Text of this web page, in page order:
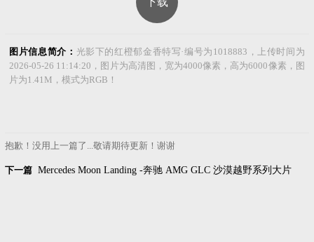
图片信息简介： 光影下的红橙郁金香特写·编号为1018883，上传时间为
2026-05-26 11:14:20，图片为高清图，宽为4000像素，高为6000像素，图
片为1.41M，模式为RGB！
抱歉！没用上一篇了...敬请期待更新！谢谢
下一篇Mercedes Moon Landing -奔驰 AMG GLC 沙漠越野系列大片